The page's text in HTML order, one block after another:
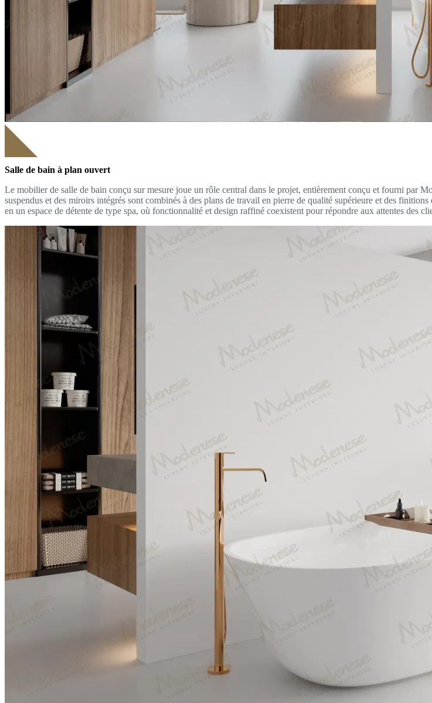
Salle de bain à plan ouvert
Le mobilier de salle de bain conçu sur mesure joue un rôle central dans le projet, entièrement conçu et fourni par
suspendus et des miroirs intégrés sont combinés à des plans de travail en pierre de qualité supérieure et des
en un espace de détente de type spa, où fonctionnalité et design raffiné coexistent pour répondre aux attentes des